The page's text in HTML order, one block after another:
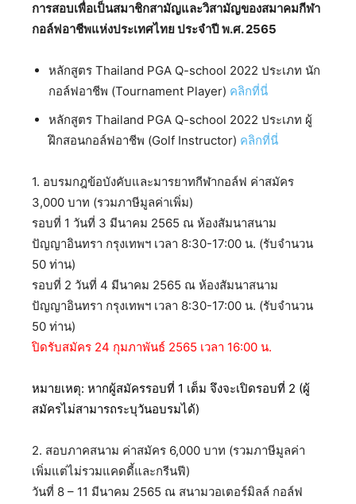
การสอบเพื่อเป็นสมาชิกสามัญและวิสามัญของสมาคมกีฬา
กอล์ฟอาชีพแห่งประเทศไทย ประจำปี พ.ศ. 2565
หลักสูตร Thailand PGA Q-school 2022 ประเภท นัก
กอล์ฟอาชีพ (Tournament Player) คลิกที่นี่
หลักสูตร Thailand PGA Q-school 2022 ประเภท ผู้
ฝึกสอนกอล์ฟอาชีพ (Golf Instructor) คลิกที่นี่
1. อบรมกฎข้อบังคับและมารยาทกีฬากอล์ฟ ค่าสมัคร
3,000 บาท (รวมภาษีมูลค่าเพิ่ม)
รอบที่ 1 วันที่ 3 มีนาคม 2565 ณ ห้องสัมนาสนาม
ปัญญาอินทรา กรุงเทพฯ เวลา 8:30-17:00 น. (รับจำนวน
50 ท่าน)
รอบที่ 2 วันที่ 4 มีนาคม 2565 ณ ห้องสัมนาสนาม
ปัญญาอินทรา กรุงเทพฯ เวลา 8:30-17:00 น. (รับจำนวน
50 ท่าน)
ปิดรับสมัคร 24 กุมภาพันธ์ 2565 เวลา 16:00 น.
หมายเหตุ: หากผู้สมัครรอบที่ 1 เต็ม จึงจะเปิดรอบที่ 2 (ผู้
สมัครไม่สามารถระบุวันอบรมได้)
2. สอบภาคสนาม ค่าสมัคร 6,000 บาท (รวมภาษีมูลค่า
เพิ่มแต่ไม่รวมแคดดี้และกรีนฟี)
วันที่ 8 – 11 มีนาคม 2565 ณ สนามวอเตอร์มิลล์ กอล์ฟ